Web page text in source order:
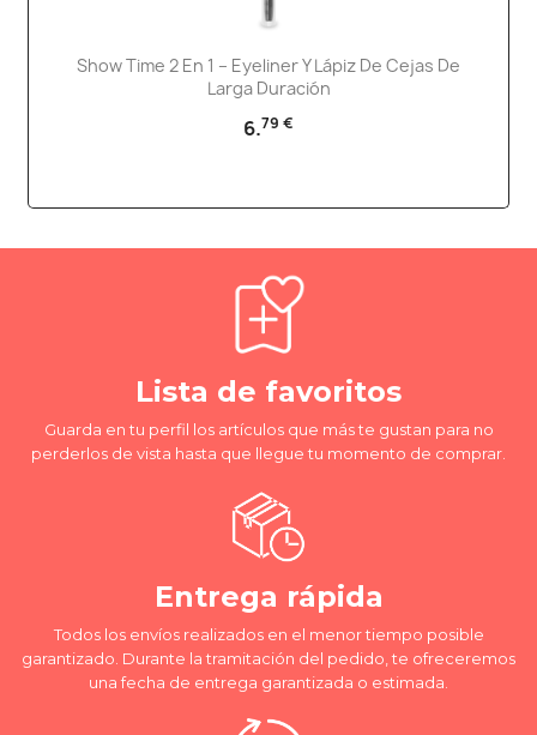
Show Time 2 En 1 – Eyeliner Y Lápiz De Cejas De
Larga Duración
6.79 €
Lista de favoritos
Guarda en tu perfil los artículos que más te gustan para no
perderlos de vista hasta que llegue tu momento de comprar.
Entrega rápida
Todos los envíos realizados en el menor tiempo posible
garantizado. Durante la tramitación del pedido, te ofreceremos
una fecha de entrega garantizada o estimada.